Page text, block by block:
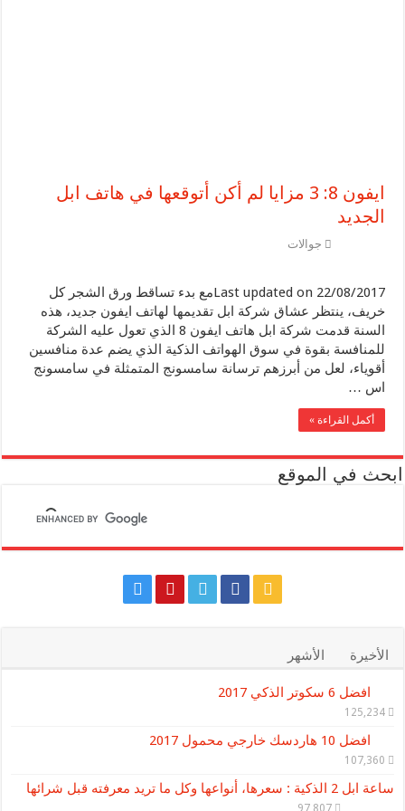
ايفون 8: 3 مزايا لم أكن أتوقعها في هاتف ابل
الجديد
جوالات
Last updated on 22/08/2017مع بدء تساقط ورق الشجر كل
خريف، ينتظر عشاق شركة ابل تقديمها لهاتف ايفون جديد، هذه
السنة قدمت شركة ابل هاتف ايفون 8 الذي تعول عليه الشركة
للمنافسة بقوة في سوق الهواتف الذكية الذي يضم عدة منافسين
أقوياء، لعل من أبرزهم ترسانة سامسونج المتمثلة في سامسونج
اس …
أكمل القراءة »
ابحث في الموقع
الأخيرة الأشهر
افضل 6 سكوتر الذكي 2017
125,234
افضل 10 هاردسك خارجي محمول 2017
107,360
ساعة ابل 2 الذكية : سعرها، أنواعها وكل ما تريد معرفته قبل شرائها
97,807